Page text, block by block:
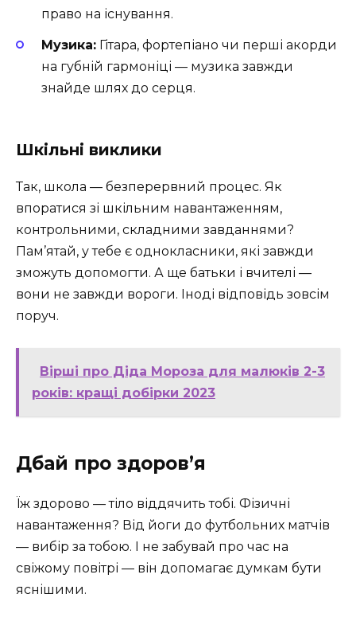
право на існування.
Музика: Гітара, фортепіано чи перші акорди
на губній гармоніці — музика завжди
знайде шлях до серця.
Шкільні виклики
Так, школа — безперервний процес. Як
впоратися зі шкільним навантаженням,
контрольними, складними завданнями?
Пам’ятай, у тебе є однокласники, які завжди
зможуть допомогти. А ще батьки і вчителі —
вони не завжди вороги. Іноді відповідь зовсім
поруч.
Вірші про Діда Мороза для малюків 2-3
років: кращі добірки 2023
Дбай про здоров’я
Їж здорово — тіло віддячить тобі. Фізичні
навантаження? Від йоги до футбольних матчів
— вибір за тобою. І не забувай про час на
свіжому повітрі — він допомагає думкам бути
яснішими.